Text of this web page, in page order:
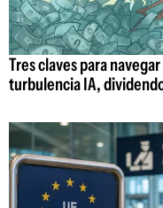
Tres claves para
turbulencia IA,